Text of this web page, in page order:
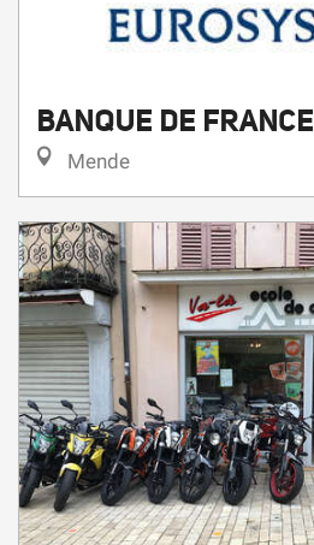
BANQUE DE FRANCE
Mende